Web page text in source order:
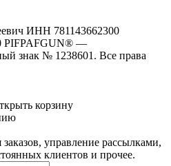
ИНН 781143662300
PIFPAFGUN® —
знак № 1238601. Все права
корзину
управление рассылками,
клиентов и прочее.